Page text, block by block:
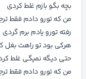
بچه بگو بازم غلط کردی
من که تورو دادم فقط
رفته تورو یادم برم گردی
هرکی بود تو راهت بغل
حتی دیگه نمیگی غلط
من که تورو دادم فقط